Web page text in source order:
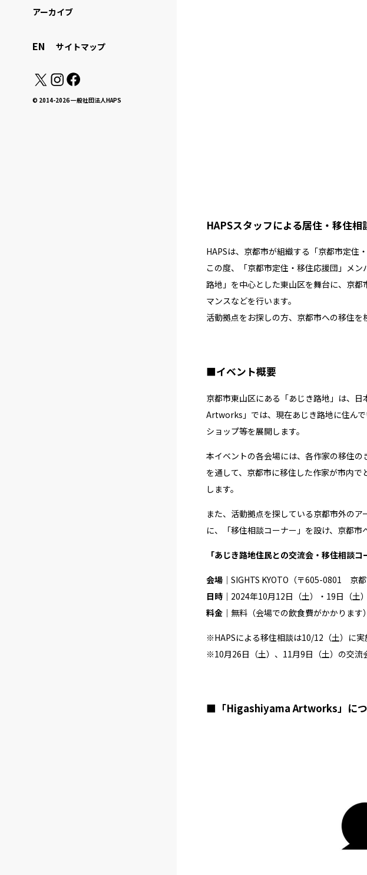
アーカイブ
EN サイトマップ
© 2014-2026 一般社団法人HAPS
HAPSスタッフによる居住・移住相
HAPSは、京都市が組織する「京都市定住
この度、「京都市定住・移住応援団」メ
路地」を中心とした東山区を舞台に、京
マンスなどを行います。
活動拠点をお探しの方、京都市への移住を
■イベント概要
京都市東山区にある「あじき路地」は、
Artworks」では、現在あじき路地に住ん
ショップ等を展開します。
本イベントの各会場には、各作家の移住
を通して、京都市に移住した作家が市内
します。
また、活動拠点を探している京都市外の
に、「移住相談コーナー」を設け、京都
「あじき路地住民との交流会・移住相談コ
会場 ｜SIGHTS KYOTO（〒605-0801 京
日時 ｜2024年10月12日（土）・19日（土
料金｜ 無料（会場での飲食費がかかります）
※HAPSによる移住相談は10/12（土）に実
※10月26日（土）、11月9日（土）の交流
■「Higashiyama Artworks」につ